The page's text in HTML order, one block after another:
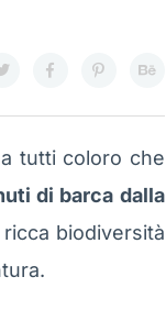
tutti coloro che
di barca dalla
biodiversità